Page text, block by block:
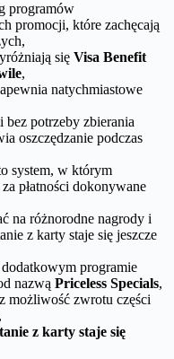
programów
promocji, które zachęcają
się Visa Benefit
,
natychmiastowe
bez potrzeby zbierania
oszczędzanie podczas
system, w którym
płatności dokonywane
na różnorodne nagrody i
z karty staje się jeszcze
programie
nazwą Priceless Specials,
możliwość zwrotu części
z karty staje się